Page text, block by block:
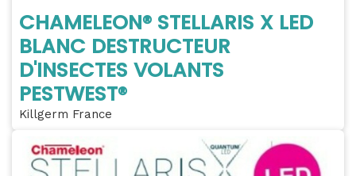
CHAMELEON® STELLARIS X LED
BLANC DESTRUCTEUR
D'INSECTES VOLANTS
PESTWEST®
Killgerm France